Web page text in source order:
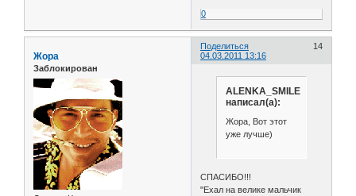
0
Поделиться
14
04.03.2011 13:16
Жора
Заблокирован
ALENKA_SMILE
написал(а):
Жора, Вот этот
уже лучше)
СПАСИБО!!!
"Ехал на велике мальчик